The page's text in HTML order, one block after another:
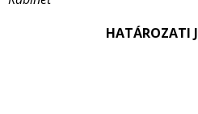
HATÁROZATI